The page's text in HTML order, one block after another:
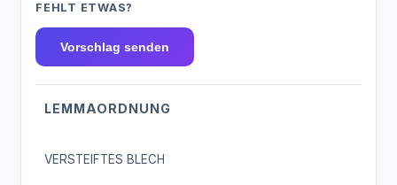
FEHLT ETWAS?
Vorschlag senden
LEMMAORDNUNG
VERSTEIFTES BLECH